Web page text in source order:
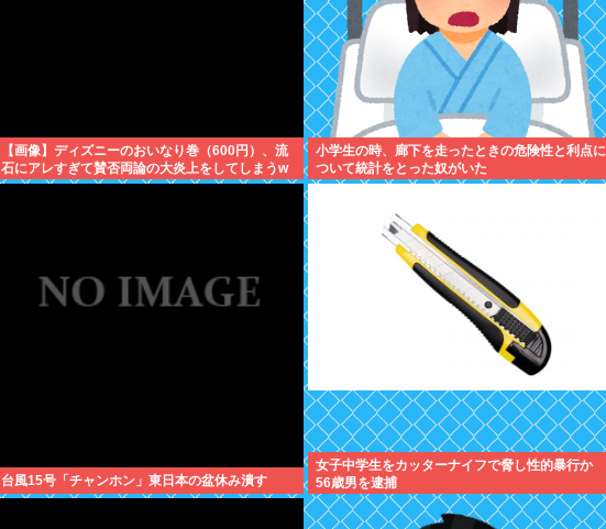
【画像】ディズニーのおいなり巻（600円）、流
石にアレすぎて賛否両論の大炎上をしてしまうw
w w w w w w
小学生の時、廊下を走ったときの危険性と利点に
ついて統計をとった奴がいた
台風15号「チャンホン」東日本の盆休み潰す
女子中学生をカッターナイフで脅し性的暴行か
56歳男を逮捕